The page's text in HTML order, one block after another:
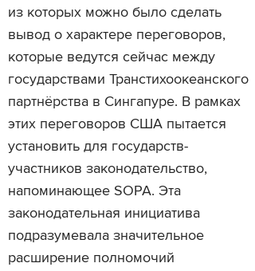
из которых можно было сделать
вывод о характере переговоров,
которые ведутся сейчас между
государствами Транстихоокеанского
партнёрства в Сингапуре. В рамках
этих переговоров США пытается
установить для государств-
участников законодательство,
напоминающее SOPA. Эта
законодательная инициатива
подразумевала значительное
расширение полномочий